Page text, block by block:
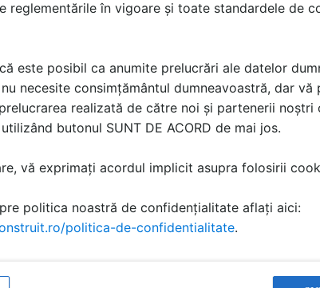
acest subiect? Scrie-o aici!
reglementările în vigoare și toate standardele de
este posibil ca anumite prelucrări ale datelor
necesite consimțământul dumneavoastră, dar vă
realizată de către noi și partenerii noștri
butonul SUNT DE ACORD de mai jos.
vă exprimați acordul implicit asupra folosirii
politica noastră de confidențialitate aflați aici:
politica-de-confidentialitate.